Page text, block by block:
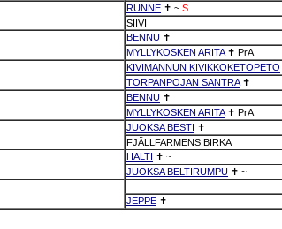
RUNNE ✝ ~ S
SIIVI
BENNU ✝
MYLLYKOSKEN ARITA✝ PrA
KIVIMANNUN KIVIKKOKETOPETO
TORPANPOJAN SANTRA✝
BENNU ✝
MYLLYKOSKEN ARITA✝ PrA
JUOKSA BESTI ✝
FJÄLLFARMENS BIRKA
HALTI ✝ ~
JUOKSA BELTIRUMPU ✝ ~
JEPPE ✝